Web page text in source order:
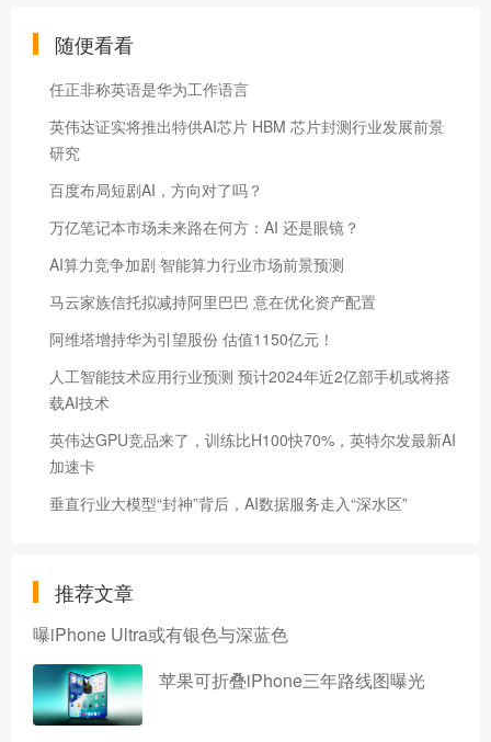
随便看看
任正非称英语是华为工作语言
英伟达证实将推出特供AI芯片 HBM 芯片封测行业发展前景
研究
百度布局短剧AI，方向对了吗？
万亿笔记本市场未来路在何方：AI 还是眼镜？
AI算力竞争加剧 智能算力行业市场前景预测
马云家族信托拟减持阿里巴巴 意在优化资产配置
阿维塔增持华为引望股份 估值1150亿元！
人工智能技术应用行业预测 预计2024年近2亿部手机或将搭
载AI技术
英伟达GPU竞品来了，训练比H100快70%，英特尔发最新AI
加速卡
垂直行业大模型“封神”背后，AI数据服务走入“深水区”
推荐文章
曝iPhone Ultra或有银色与深蓝色
苹果可折叠iPhone三年路线图曝光